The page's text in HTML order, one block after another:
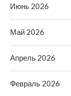
Июнь 2026
Май 2026
Апрель 2026
Февраль 2026